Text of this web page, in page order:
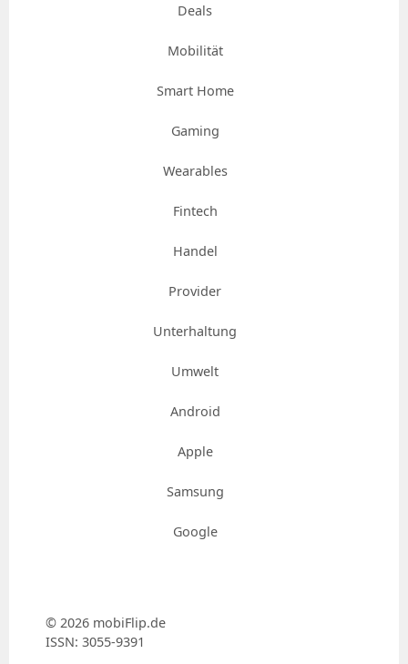
Deals
Mobilität
Smart Home
Gaming
Wearables
Fintech
Handel
Provider
Unterhaltung
Umwelt
Android
Apple
Samsung
Google
© 2026 mobiFlip.de
ISSN: 3055-9391